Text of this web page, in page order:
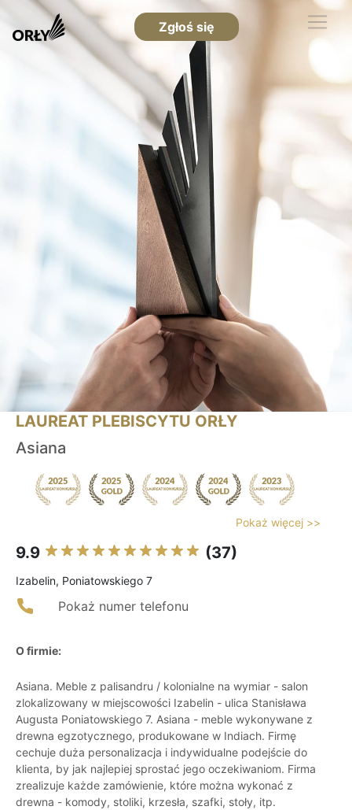
Zgłoś się
LAUREAT PLEBISCYTU ORŁY
Asiana
Pokaż więcej >>
9.9 (37)
Izabelin, Poniatowskiego 7
Pokaż numer telefonu
O firmie:
Asiana. Meble z palisandru / kolonialne na wymiar - salon
zlokalizowany w miejscowości Izabelin - ulica Stanisława
Augusta Poniatowskiego 7. Asiana - meble wykonywane z
drewna egzotycznego, produkowane w Indiach. Firmę
cechuje duża personalizacja i indywidualne podejście do
klienta, by jak najlepiej sprostać jego oczekiwaniom. Firma
zrealizuje każde zamówienie, które można wykonać z
drewna - komody, stoliki, krzesła, szafki, stoły, itp.